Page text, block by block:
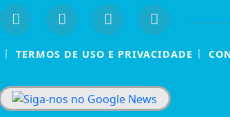
| TERMOS DE USO E PRIVACIDADE |